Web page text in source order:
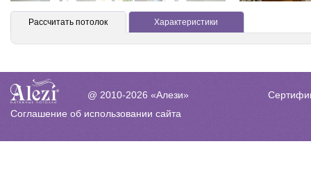
Рассчитать потолок Характеристики
@ 2010-2026 «Алези»
Соглашение об использовании сайта